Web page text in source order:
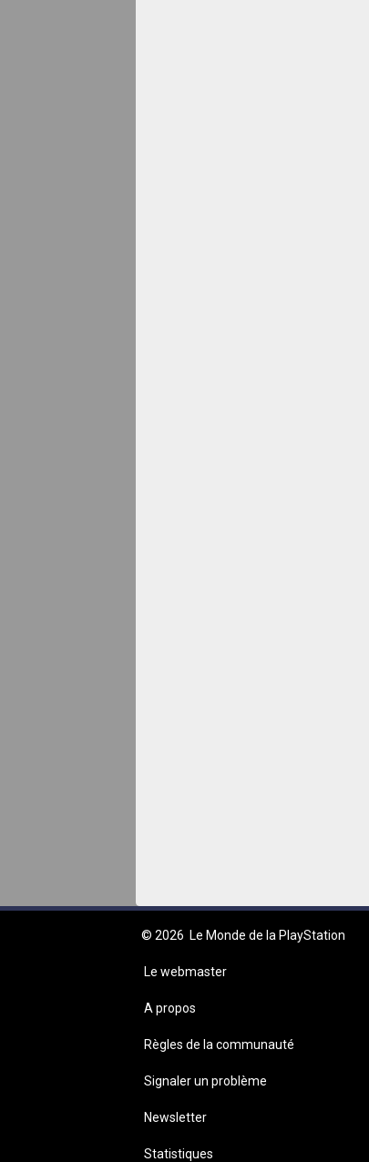
© 2026 Le Monde de la PlayStation
Le webmaster
A propos
Règles de la communauté
Signaler un problème
Newsletter
Statistiques